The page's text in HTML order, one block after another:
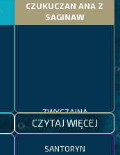
CZUKUCZAN ANA Z
SAGINAW
CZYTAJ WIĘCEJ
SANTORYN